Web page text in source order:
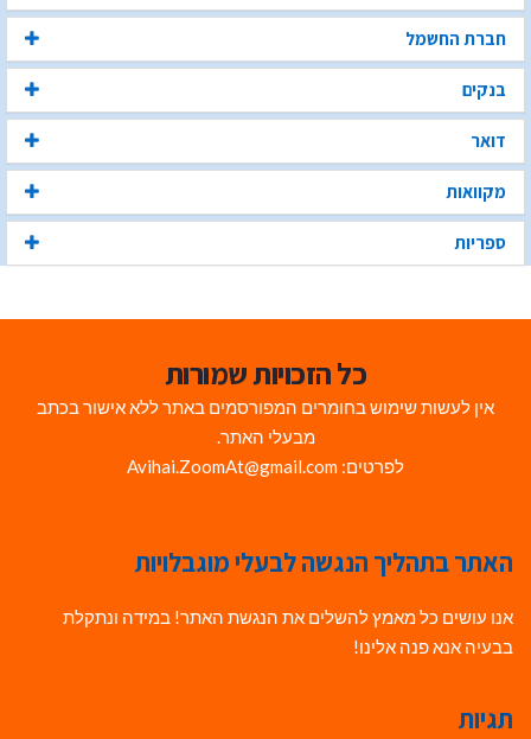
חברת החשמל
בנקים
דואר
מקוואות
ספריות
כל הזכויות שמורות
אין לעשות שימוש בחומרים המפורסמים באתר ללא אישור בכתב
מבעלי האתר.
לפרטים: Avihai.ZoomAt@gmail.com
האתר בתהליך הנגשה לבעלי מוגבלויות
אנו עושים כל מאמץ להשלים את הנגשת האתר! במידה ונתקלת
בבעיה אנא פנה אלינו!
תגיות